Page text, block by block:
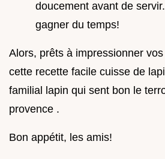
doucement avant de
gagner du temps!
Alors, prêts à impressionner
cette recette facile cuisse de
familial lapin qui sent bon le
provence .
Bon appétit, les amis!